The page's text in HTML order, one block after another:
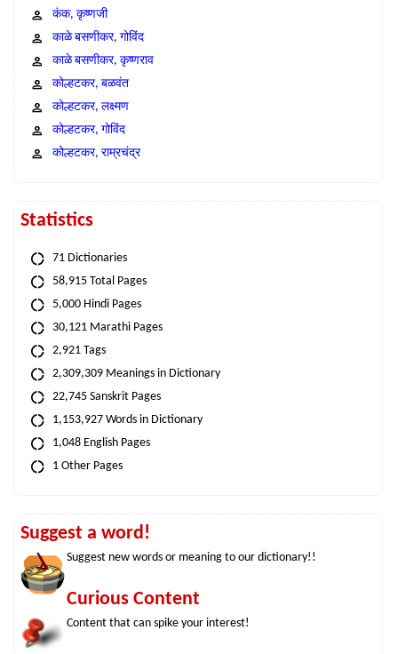
कंक, कृष्णजी
काळे बसणीकर, गोविंद
काळे बसणीकर, कृष्णराव
कोल्हटकर, बळवंत
कोल्हटकर, लक्ष्मण
कोल्हटकर, गोविंद
कोल्हटकर, राम्रचंद्र
Statistics
71 Dictionaries
58,915 Total Pages
5,000 Hindi Pages
30,121 Marathi Pages
2,921 Tags
2,309,309 Meanings in Dictionary
22,745 Sanskrit Pages
1,153,927 Words in Dictionary
1,048 English Pages
1 Other Pages
Suggest a word!
Suggest new words or meaning to our dictionary!!
Curious Content
Content that can spike your interest!